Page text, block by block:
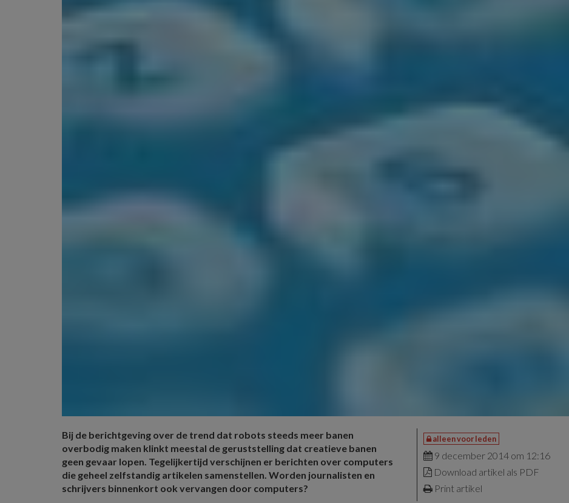
Bij de berichtgeving over de trend dat robots steeds meer banen
overbodig maken klinkt meestal de geruststelling dat creatieve banen
geen gevaar lopen. Tegelijkertijd verschijnen er berichten over computers
die geheel zelfstandig artikelen samenstellen. Worden journalisten en
schrijvers binnenkort ook vervangen door computers?
alleen voor leden
9 december 2014 om 12:16
Download artikel als PDF
Print artikel